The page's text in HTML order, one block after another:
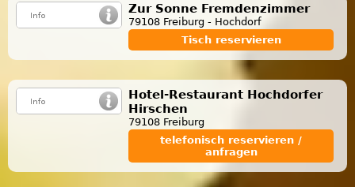
Zur Sonne Fremdenzimmer
79108 Freiburg - Hochdorf
Tisch reservieren
Hotel-Restaurant Hochdorfer
Hirschen
79108 Freiburg
telefonisch reservieren /
anfragen